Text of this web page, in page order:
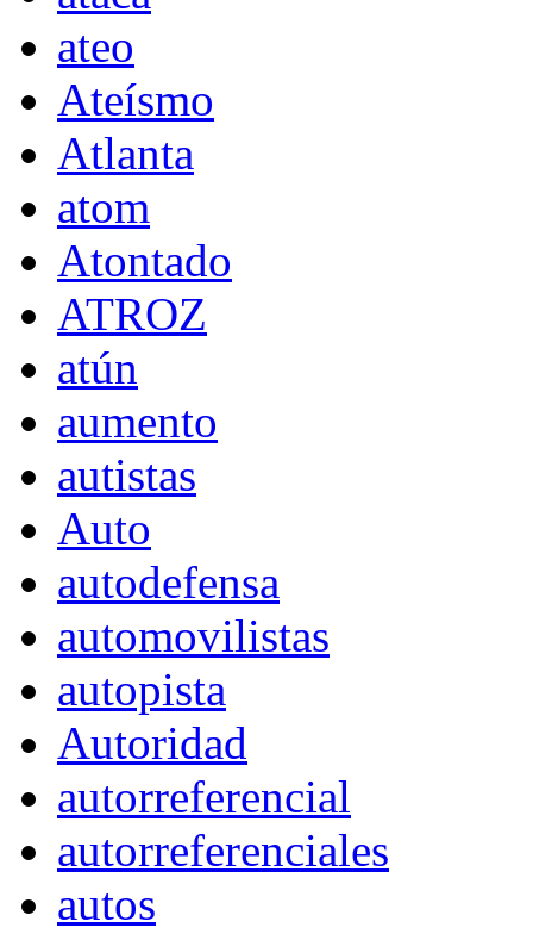
ateo
Ateísmo
Atlanta
atom
Atontado
ATROZ
atún
aumento
autistas
Auto
autodefensa
automovilistas
autopista
Autoridad
autorreferencial
autorreferenciales
autos